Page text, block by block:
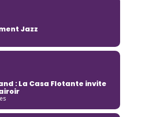
Jazz
: La Casa Flotante invite